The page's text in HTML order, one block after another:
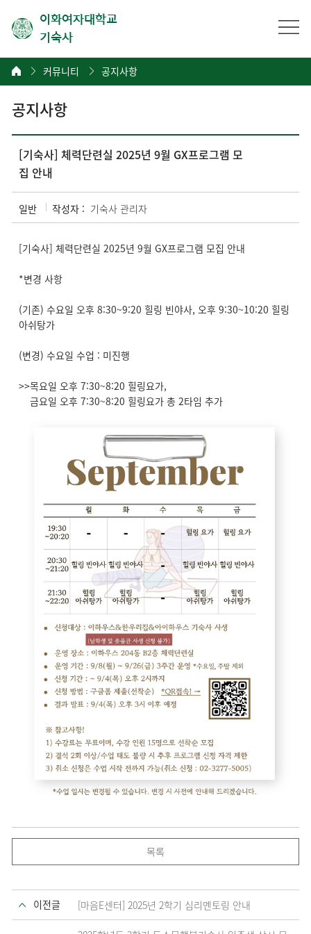
이화여자대학교
기숙사
커뮤니티 공지사항
공지사항
[기숙사] 체력단련실 2025년 9월 GX프로그램 모
집 안내
일반 작성자 : 기숙사 관리자
[기숙사] 체력단련실 2025년 9월 GX프로그램 모집 안내
*변경 사항
(기존) 수요일 오후 8:30~9:20 힐링 빈야사, 오후 9:30~10:20 힐링
아쉬탕가
(변경) 수요일 수업 : 미진행
>>목요일 오후 7:30~8:20 힐링요가,
금요일 오후 7:30~8:20 힐링요가 총 2타임 추가
목록
이전글 [마음E센터] 2025년 2학기 심리멘토링 안내